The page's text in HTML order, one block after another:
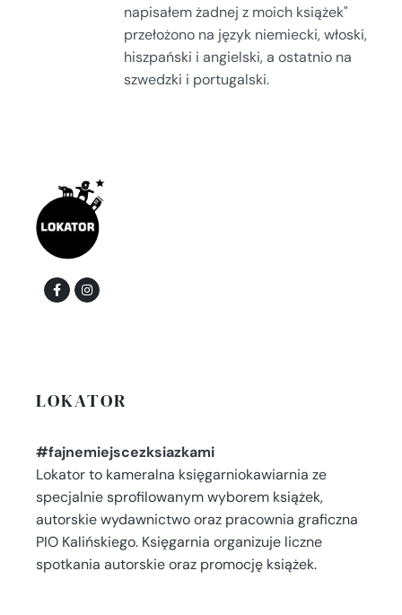
napisałem żadnej z moich książek"
przełożono na język niemiecki, włoski,
hiszpański i angielski, a ostatnio na
szwedzki i portugalski.
LOKATOR
#fajnemiejscezksiazkami
Lokator to kameralna księgarniokawiarnia ze
specjalnie sprofilowanym wyborem książek,
autorskie wydawnictwo oraz pracownia graficzna
PIO Kalińskiego. Księgarnia organizuje liczne
spotkania autorskie oraz promocję książek.